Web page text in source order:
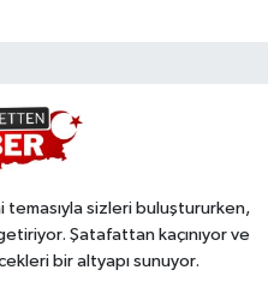
sizleri buluştururken,
Şatafattan kaçınıyor ve
bir altyapı sunuyor.